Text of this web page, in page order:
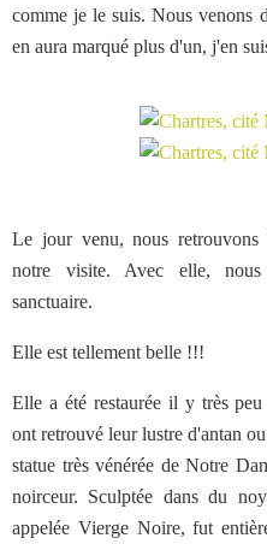
comme je le suis. Nous venons
en aura marqué plus d'un, j'en
Le jour venu, nous
notre visite. Avec elle, nous
sanctuaire.
Elle est tellement belle !!!
Elle a été restaurée il y très
ont retrouvé leur lustre d'antan
statue très vénérée de Notre
noirceur. Sculptée dans du
appelée Vierge Noire, fut